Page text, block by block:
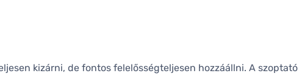
kizárni, de fontos felelősségteljesen hozzáállni. A szoptató